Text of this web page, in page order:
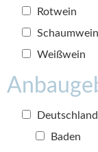
Rotwein
Schaumwein
Weißwein
Deutschland
Baden